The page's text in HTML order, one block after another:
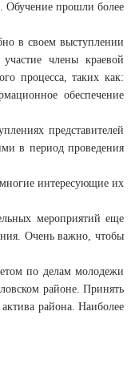
Обучение прошли более
в своем выступлении
члены краевой
процесса, таких как:
обеспечение
представителей
в период проведения
интересующие их
мероприятий еще
Очень важно, чтобы
по делам молодежи
районе. Принять
района. Наиболее